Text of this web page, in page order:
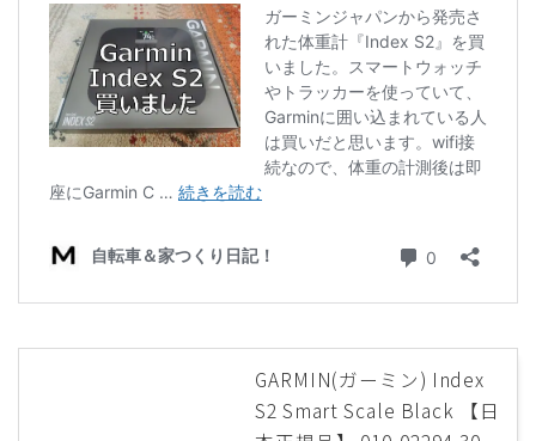
ブルべレポート2023
ブルベレポート2022
GARMIN(ガーミン) Index
S2 Smart Scale Black 【日